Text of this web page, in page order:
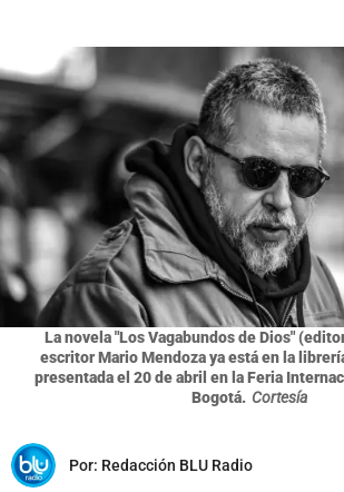
La novela "Los Vagabundos de Dios"
escritor Mario Mendoza ya está en la
presentada el 20 de abril en la Feria
Bogotá. Cortesía
Por: Redacción BLU Radio